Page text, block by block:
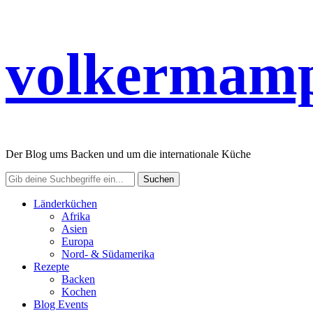
Der Blog ums Backen und um die internationale Küche
Länderküchen
Afrika
Asien
Europa
Nord- & Südamerika
Rezepte
Backen
Kochen
Blog Events